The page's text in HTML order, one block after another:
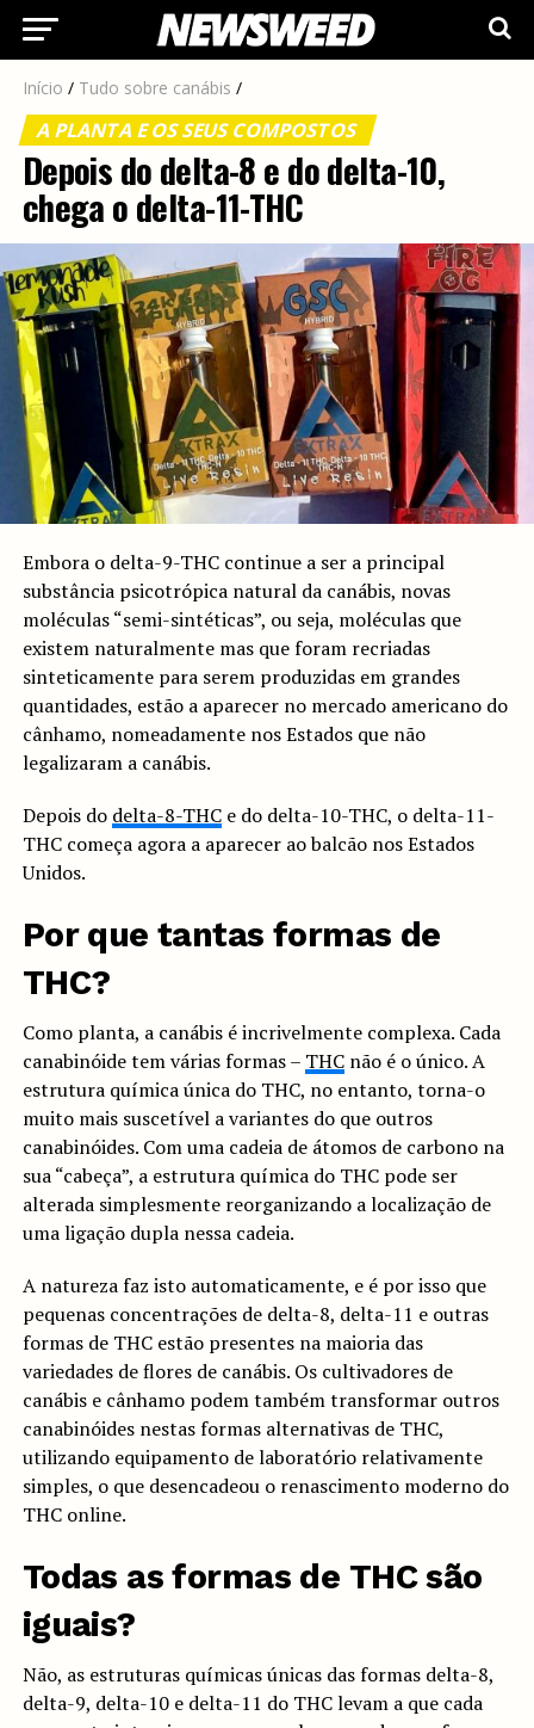
Início / Tudo sobre canábis /
A PLANTA E OS SEUS COMPOSTOS
Depois do delta-8 e do delta-10,
chega o delta-11-THC
Embora o delta-9-THC continue a ser a principal
substância psicotrópica natural da canábis, novas
moléculas “semi-sintéticas”, ou seja, moléculas que
existem naturalmente mas que foram recriadas
sinteticamente para serem produzidas em grandes
quantidades, estão a aparecer no mercado americano do
cânhamo, nomeadamente nos Estados que não
legalizaram a canábis.
Depois do delta-8-THCe do delta-10-THC, o delta-11-
THC começa agora a aparecer ao balcão nos Estados
Unidos.
Por que tantas formas de
THC?
Como planta, a canábis é incrivelmente complexa. Cada
canabinóide tem várias formas – THCnão é o único. A
estrutura química única do THC, no entanto, torna-o
muito mais suscetível a variantes do que outros
canabinóides. Com uma cadeia de átomos de carbono na
sua “cabeça”, a estrutura química do THC pode ser
alterada simplesmente reorganizando a localização de
uma ligação dupla nessa cadeia.
A natureza faz isto automaticamente, e é por isso que
pequenas concentrações de delta-8, delta-11 e outras
formas de THC estão presentes na maioria das
variedades de flores de canábis. Os cultivadores de
canábis e cânhamo podem também transformar outros
canabinóides nestas formas alternativas de THC,
utilizando equipamento de laboratório relativamente
simples, o que desencadeou o renascimento moderno do
THC online.
Todas as formas de THC são
iguais?
Não, as estruturas químicas únicas das formas delta-8,
delta-9, delta-10 e delta-11 do THC levam a que cada